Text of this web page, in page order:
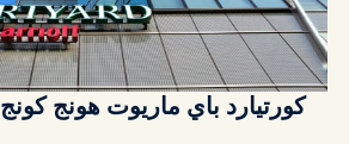
كورتيارد باي ماريوت هونج كونج